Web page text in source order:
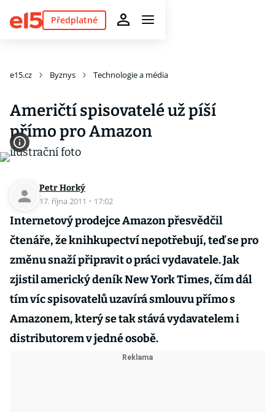
Předplatné
e15.cz Byznys Technologie a média
Američtí spisovatelé už píší
přímo pro Amazon
Petr Horký
17. října 2011 · 17:02
Internetový prodejce Amazon přesvědčil
čtenáře, že knihkupectví nepotřebují, teď se pro
změnu snaží připravit o práci vydavatele. Jak
zjistil americký deník New York Times, čím dál
tím víc spisovatelů uzavírá smlouvu přímo s
Amazonem, který se tak stává vydavatelem i
distributorem v jedné osobě.